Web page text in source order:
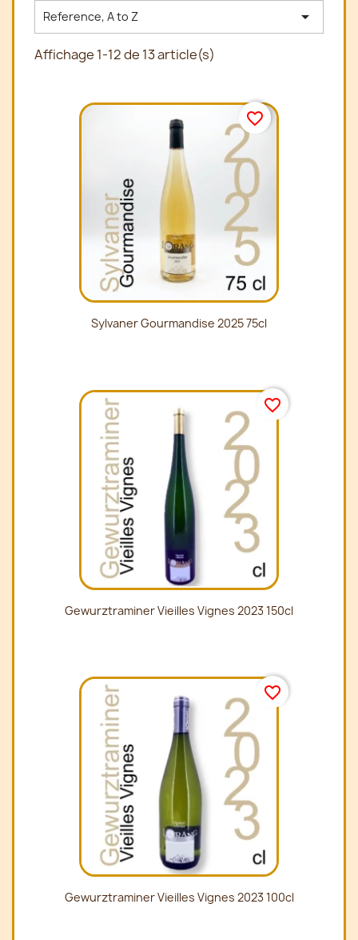
Reference, A to Z 
Affichage 1-12 de 13 article(s)
Sylvaner Gourmandise 2025 75cl
favorite_border
Gewurztraminer Vieilles Vignes 2023 150cl
favorite_border
Gewurztraminer Vieilles Vignes 2023 100cl
favorite_border